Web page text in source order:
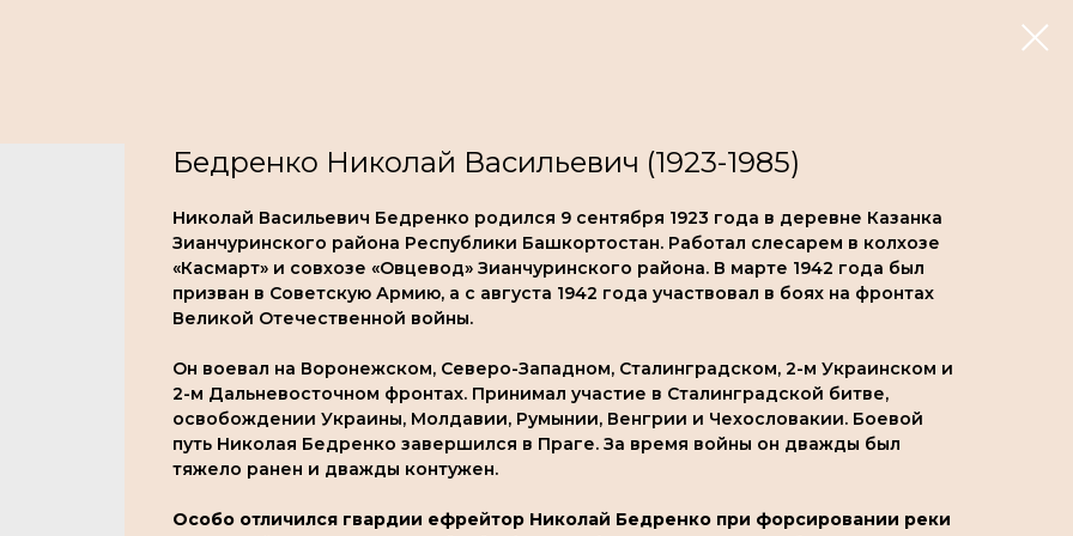
Бедренко Николай Васильевич (1923-1985)
Николай Васильевич Бедренко родился 9 сентября 1923 года в деревне Казанка
Зианчуринского района Республики Башкортостан. Работал слесарем в колхозе
«Касмарт» и совхозе «Овцевод» Зианчуринского района. В марте 1942 года был
призван в Советскую Армию, а с августа 1942 года участвовал в боях на фронтах
Великой Отечественной войны.
Он воевал на Воронежском, Северо-Западном, Сталинградском, 2-м Украинском и
2-м Дальневосточном фронтах. Принимал участие в Сталинградской битве,
освобождении Украины, Молдавии, Румынии, Венгрии и Чехословакии. Боевой
путь Николая Бедренко завершился в Праге. За время войны он дважды был
тяжело ранен и дважды контужен.
Особо отличился гвардии ефрейтор Николай Бедренко при форсировании реки